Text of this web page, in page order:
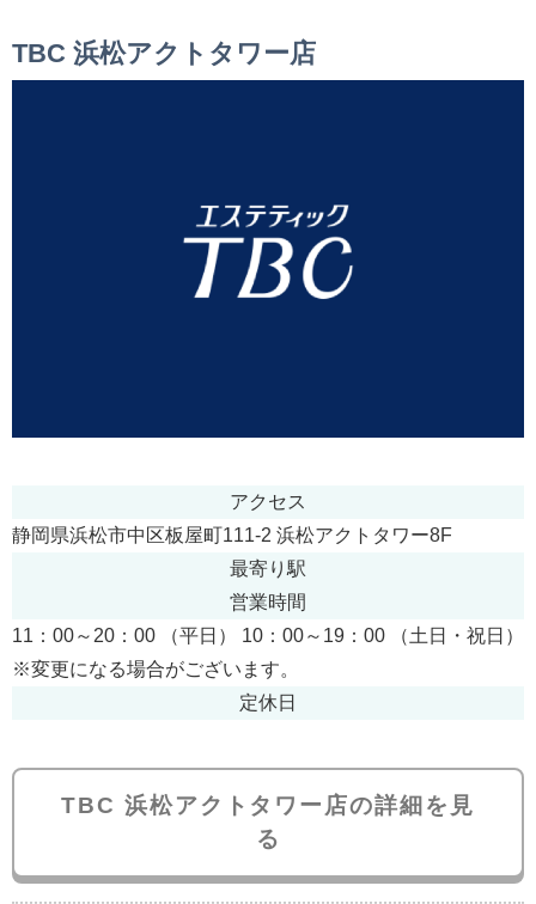
TBC 浜松アクトタワー店
アクセス
静岡県浜松市中区板屋町111-2 浜松アクトタワー8F
最寄り駅
営業時間
11：00～20：00 （平日） 10：00～19：00 （土日・祝日）
※変更になる場合がございます。
定休日
TBC 浜松アクトタワー店の詳細を見
る